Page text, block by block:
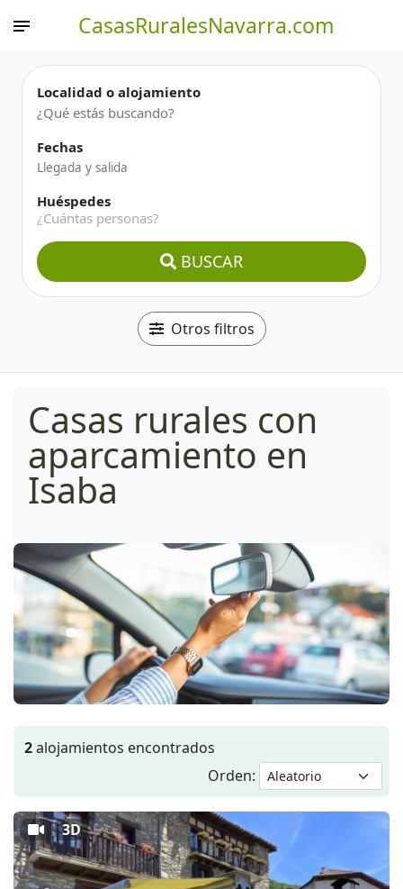
CasasRuralesNavarra.com
Localidad o alojamiento
Fechas
Huéspedes
¿Cuántas personas?
BUSCAR
Otros filtros
Casas rurales con
aparcamiento en
Isaba
2alojamientos encontrados
Orden:
3D